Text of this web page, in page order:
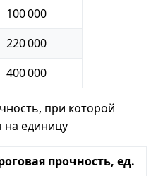
100 000
220 000
400 000
при которой
на единицу
прочность, ед.